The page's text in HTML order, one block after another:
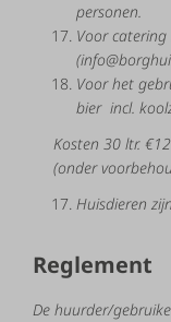
personen.
Voor
Voor het
bier incl.
Kosten 30 ltr.
(onder
Huisdieren
Reglement
De huurder/